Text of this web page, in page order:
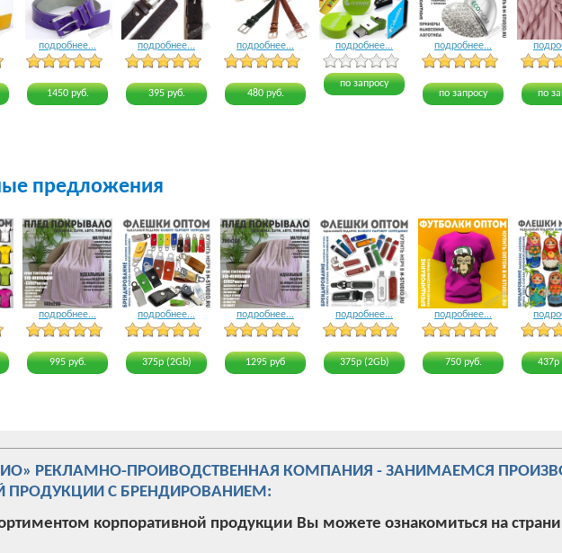
4 голоса
подробнее...
3 голоса
1450 руб.
подробнее...
3 голоса
395 руб.
подробнее...
4 голоса
480 руб.
подробнее...
по запросу
подробнее...
5
по запросу по
предложения
21 голос
подробнее...
15 голосов
995 руб.
подробнее...
21 голос
375р (2Gb)
подробнее...
24 голоса
1295 руб
подробнее...
21 голос
375р (2Gb)
подробнее...
19
750 руб. 437р
РЕКЛАМНО-ПРОИВОДСТВЕННАЯ КОМПАНИЯ - ЗАНИМАЕМСЯ
ПРОДУКЦИИ С БРЕНДИРОВАНИЕМ:
корпоративной продукции Вы можете ознакомиться на